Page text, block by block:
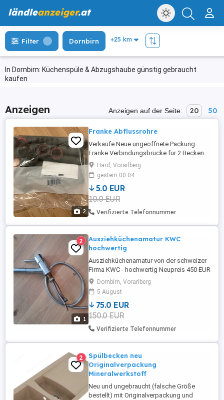
ländleanzeiger.at
In Dornbirn: Küchenspüle & Abzugshaube günstig gebraucht
kaufen
Filter Dornbirn
Anzeigen Anzeigen auf der Seite: 20 50
2
Franke Abflussrohre
Verkaufe Neue ungeöffnete Packung.
Franke Verbindungsbrücke für 2 Becken.
5.- Preis bei Selbstabholung in Hard. (Zzg.
Versandkosten-Versand auch möglich)
Hard, Vorarlberg
gestern 00:04
5.0 EUR
10.0 EUR
Verifizierte Telefonnummer
1
2
Ausziehküchenamatur KWC
hochwertig
Ausziehküchenamatur von der schweizer
Firma KWC - hochwertig Neupreis 450 EUR
Dornbirn, Vorarlberg
5 August
75.0 EUR
150.0 EUR
Verifizierte Telefonnummer
2
Spülbecken neu
Originalverpackung
Mineralwerkstoff
Neu und ungebraucht (falsche Größe
bestellt) mit Originalverpackung und